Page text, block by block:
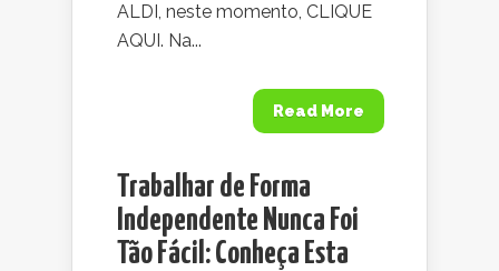
ALDI, neste momento, CLIQUE
AQUI. Na...
Read More
Trabalhar de Forma
Independente Nunca Foi
Tão Fácil: Conheça Esta